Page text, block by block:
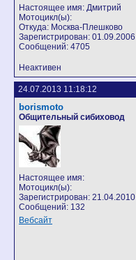
Настоящее имя: Дмитрий
Мотоцикл(ы):
Откуда: Москва-Плешково
Зарегистрирован: 01.09.2006
Сообщений: 4705
Неактивен
24.07.2013 11:18:12
borismoto
Общительный сибиховод
Настоящее имя:
Мотоцикл(ы):
Зарегистрирован: 21.04.2010
Сообщений: 132
Вебсайт